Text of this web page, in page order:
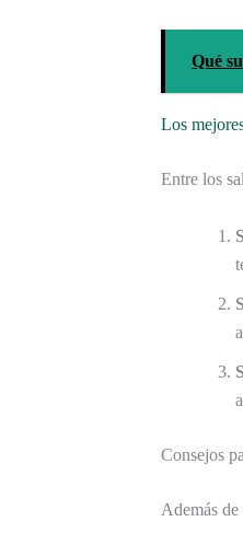
Qué
Los
Entre los
Consejos
Además